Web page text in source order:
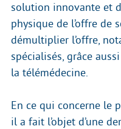
solution innovante et
physique de l’offre de
démultiplier l’offre,
spécialisés, grâce
la télémédecine.
En ce qui concerne le
il a fait l’objet d’une